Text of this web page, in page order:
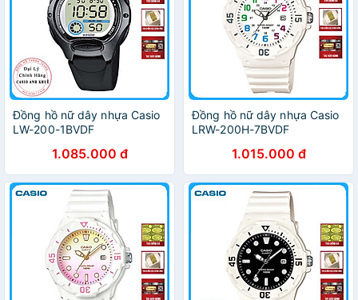
Đồng hồ nữ dây nhựa Casio
LW-200-1BVDF
1.085.000 đ
Đồng hồ nữ dây nhựa Casio
LRW-200H-7BVDF
1.015.000 đ